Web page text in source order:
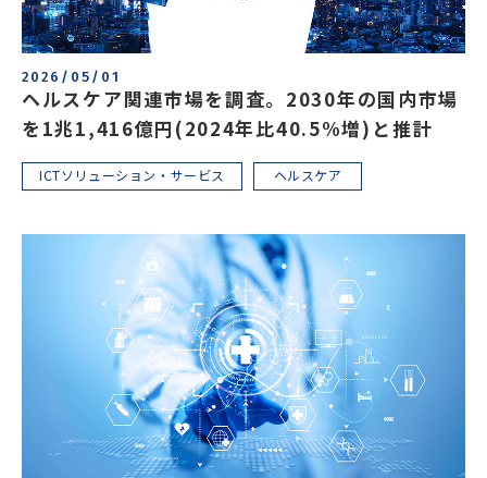
2026/05/01
ヘルスケア関連市場を調査。2030年の国内市場
を1兆1,416億円(2024年比40.5%増)と推計
ICTソリューション・サービス ヘルスケア